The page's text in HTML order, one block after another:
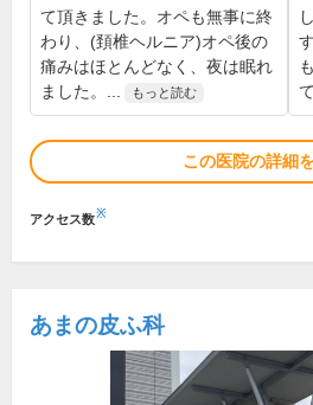
て頂きました。オペも無事に終
わり、(頚椎ヘルニア)オペ後の
痛みはほとんどなく、夜は眠れ
ました。...
もっと読む
この医院の詳細
アクセス数※
あまの皮ふ科